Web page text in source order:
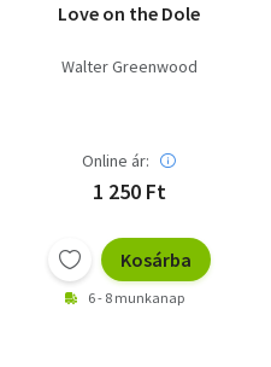
Love on the Dole
Walter Greenwood
Online ár:
1 250 Ft
Kosárba
6 - 8 munkanap